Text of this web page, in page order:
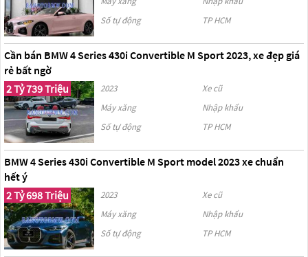
Số tự động
TP HCM
Cần bán BMW 4 Series 430i Convertible M Sport 2023, xe đẹp giá
rẻ bất ngờ
2 Tỷ 739 Triệu
2023
Xe cũ
Máy xăng
Nhập khẩu
Số tự động
TP HCM
BMW 4 Series 430i Convertible M Sport model 2023 xe chuẩn
hết ý
2 Tỷ 698 Triệu
2023
Xe cũ
Máy xăng
Nhập khẩu
Số tự động
TP HCM